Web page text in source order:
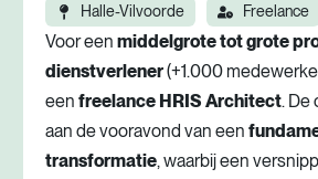
Halle-Vilvoorde Freelance
Voor een middelgrote tot grote
dienstverlener(+1.000
een freelance HRIS Architect. De
aan de vooravond van een
transformatie, waarbij een